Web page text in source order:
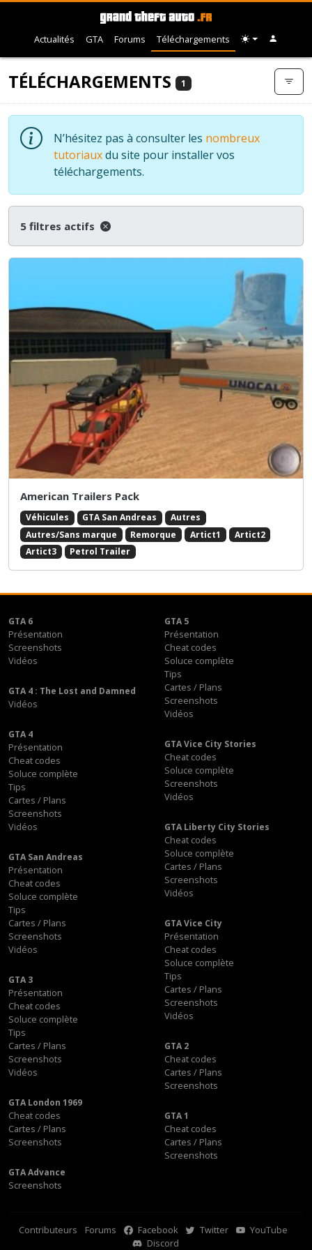
Actualités GTA Forums Téléchargements
TÉLÉCHARGEMENTS 1
N’hésitez pas à consulter les nombreux
tutoriauxdu site pour installer vos
téléchargements.
5 filtres actifs
American Trailers Pack
Véhicules GTA San Andreas
Autres
Autres/Sans marque
Remorque Artict1
Artict2
Artict3
Petrol Trailer
GTA 6
Présentation
Screenshots
Vidéos
GTA 5
Présentation
Cheat codes
Soluce complète
Tips
Cartes / Plans
Screenshots
Vidéos
GTA 4 : The Lost and Damned
Vidéos
GTA 4
Présentation
Cheat codes
Soluce complète
Tips
Cartes / Plans
Screenshots
Vidéos
GTA Vice City Stories
Cheat codes
Soluce complète
Screenshots
Vidéos
GTA Liberty City Stories
Cheat codes
Soluce complète
Cartes / Plans
Screenshots
Vidéos
GTA San Andreas
Présentation
Cheat codes
Soluce complète
Tips
Cartes / Plans
Screenshots
Vidéos
GTA Vice City
Présentation
Cheat codes
Soluce complète
Tips
Cartes / Plans
Screenshots
Vidéos
GTA 3
Présentation
Cheat codes
Soluce complète
Tips
Cartes / Plans
Screenshots
Vidéos
GTA 2
Cheat codes
Cartes / Plans
Screenshots
GTA London 1969
Cheat codes
Cartes / Plans
Screenshots
GTA 1
Cheat codes
Cartes / Plans
Screenshots
GTA Advance
Screenshots
Contributeurs Forums Facebook Twitter
YouTube
Discord